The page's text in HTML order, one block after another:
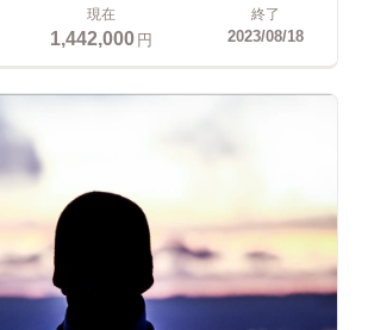
現在
1,442,000円
終了
2023/08/18